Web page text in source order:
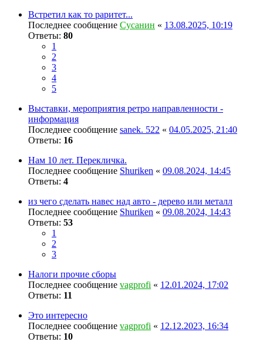
Встретил как то раритет...
Последнее сообщение Сусанин « 13.08.2025, 10:19
Ответы: 80
1
2
3
4
5
Выставки, мероприятия ретро направленности -
информация
Последнее сообщение sanek. 522 « 04.05.2025, 21:40
Ответы: 16
Нам 10 лет. Перекличка.
Последнее сообщение Shuriken « 09.08.2024, 14:45
Ответы: 4
из чего сделать навес над авто - дерево или металл
Последнее сообщение Shuriken « 09.08.2024, 14:43
Ответы: 53
1
2
3
Налоги прочие сборы
Последнее сообщение vagprofi « 12.01.2024, 17:02
Ответы: 11
Это интересно
Последнее сообщение vagprofi « 12.12.2023, 16:34
Ответы: 10